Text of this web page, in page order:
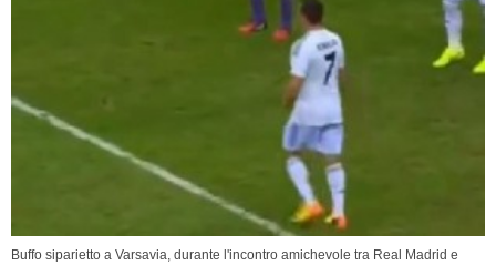
Buffo siparietto a Varsavia, durante l'incontro amichevole tra Real Madrid e